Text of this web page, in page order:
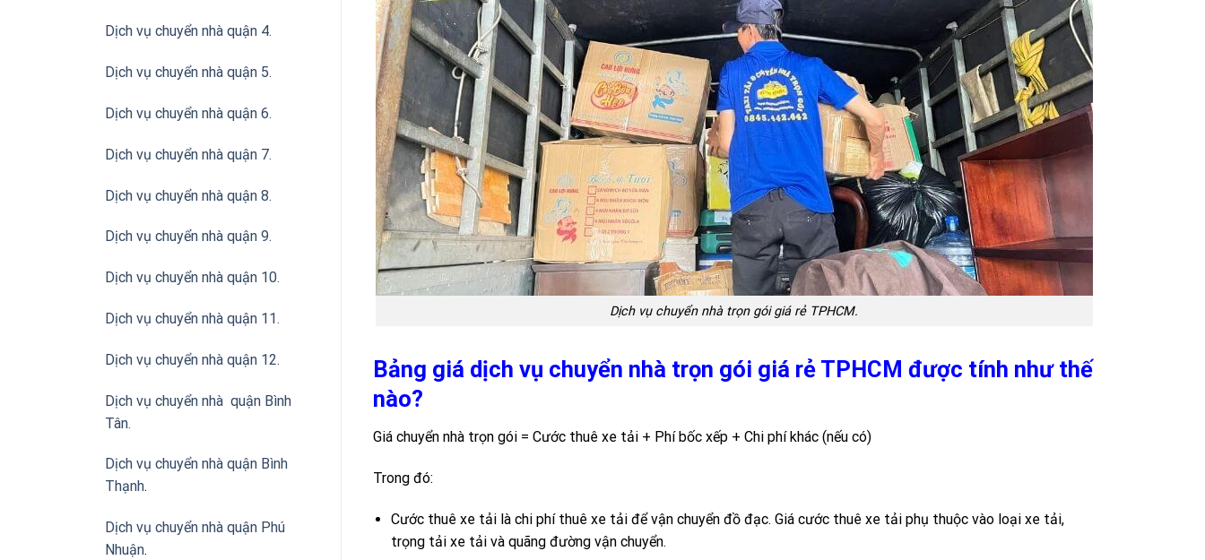
Dịch vụ chuyển nhà quận 4.
Dịch vụ chuyển nhà quận 5.
Dịch vụ chuyển nhà quận 6.
Dịch vụ chuyển nhà quận 7.
Dịch vụ chuyển nhà quận 8.
Dịch vụ chuyển nhà quận 9.
Dịch vụ chuyển nhà quận 10.
Dịch vụ chuyển nhà quận 11.
Dịch vụ chuyển nhà quận 12.
Dịch vụ chuyển nhà quận Bình
Tân.
Dịch vụ chuyển nhà quận Bình
Thạnh.
Dịch vụ chuyển nhà quận Phú
Nhuận.
Dịch vụ chuyển nhà trọn gói giá rẻ TPHCM.
Bảng giá dịch vụ chuyển nhà trọn gói giá rẻ TPHCM được tính như thế
nào?
Giá chuyển nhà trọn gói = Cước thuê xe tải + Phí bốc xếp + Chi phí khác (nếu có)
Trong đó:
Cước thuê xe tải là chi phí thuê xe tải để vận chuyển đồ đạc. Giá cước thuê xe tải phụ thuộc vào loại xe tải,
trọng tải xe tải và quãng đường vận chuyển.